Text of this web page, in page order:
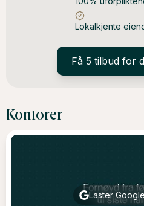
Lokalkjente
Få 5 tilbud for
Kontorer
Laster